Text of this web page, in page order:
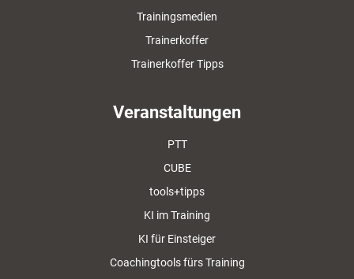
Trainingsmedien
Trainerkoffer
Trainerkoffer Tipps
Veranstaltungen
PTT
CUBE
tools+tipps
KI im Training
KI für Einsteiger
Coachingtools fürs Training